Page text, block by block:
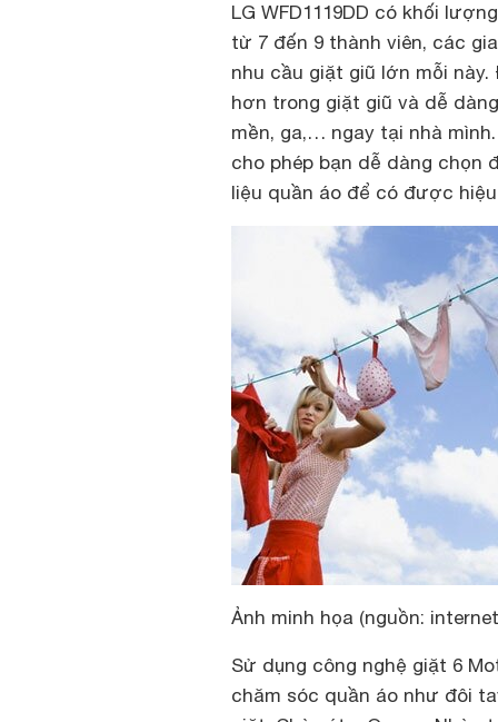
LG WFD1119DD có khối
từ 7 đến 9 thành viên, các
nhu cầu giặt giũ lớn mỗi
hơn trong giặt giũ và dễ
mền, ga,… ngay tại nhà
cho phép bạn dễ dàng
liệu quần áo để có được
Ảnh minh họa (nguồn:
Sử dụng công nghệ giặt 6
chăm sóc quần áo như đôi